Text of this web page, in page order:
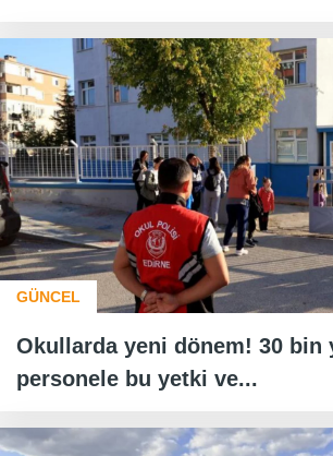
GÜNCEL
Okullarda yeni dönem! 30 bin
personele bu yetki ve...